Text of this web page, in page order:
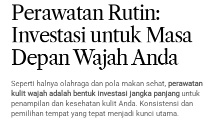
Perawatan Rutin:
Investasi untuk Masa
Depan Wajah Anda
Seperti halnya olahraga dan pola makan sehat, perawatan
kulit wajah adalah bentuk investasi jangka panjang untuk
penampilan dan kesehatan kulit Anda. Konsistensi dan
pemilihan tempat yang tepat menjadi kunci utama.